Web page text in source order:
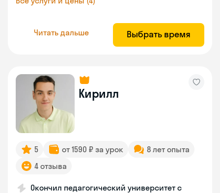
Читать дальше Выбрать время
Кирилл
5 от 1590 ₽ за урок
8 лет опыта
4 отзыва
Окончил педагогический университет с